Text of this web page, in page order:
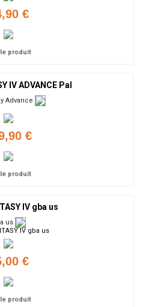
€
produit
IV ADVANCE Pal
Advance
€
produit
IV gba us
us
€
produit